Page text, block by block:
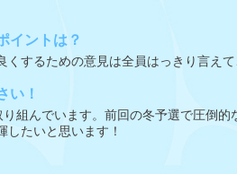
イントは？
するための意見は全員はっきり言え
い！
組んでいます。前回の冬予選で圧倒
したいと思います！